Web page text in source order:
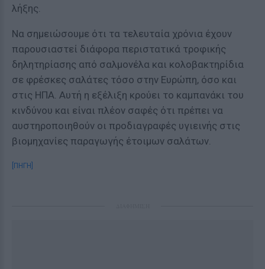
λήξης.
Να σημειώσουμε ότι τα τελευταία χρόνια έχουν
παρουσιαστεί διάφορα περιστατικά τροφικής
δηλητηρίασης από σαλμονέλα και κολοβακτηρίδια
σε φρέσκες σαλάτες τόσο στην Ευρώπη, όσο και
στις ΗΠΑ. Αυτή η εξέλιξη κρούει το καμπανάκι του
κινδύνου και είναι πλέον σαφές ότι πρέπει να
αυστηροποιηθούν οι προδιαγραφές υγιεινής στις
βιομηχανίες παραγωγής έτοιμων σαλάτων.
[ΠΗΓΗ]